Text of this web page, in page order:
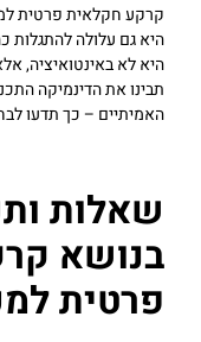
קרקע חקלאית פרטית
היא גם עלולה להתגלות
היא לא באינטואיציה,
תבינו את הדינמיקה
האמיתיים – כך תדעו
שאלות
בנושא
פרטית